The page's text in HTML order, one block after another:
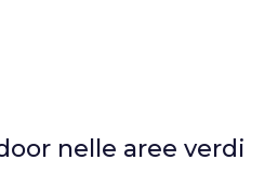
nelle aree verdi